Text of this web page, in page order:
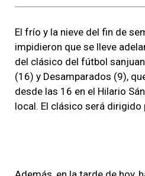
El frío y la nieve del fin de
impidieron que se lleve
del clásico del fútbol
(16) y Desamparados (9),
desde las 16 en el Hilario
local. El clásico será dirigido